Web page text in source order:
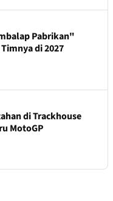
Pabrikan"
di 2027
di Trackhouse
MotoGP